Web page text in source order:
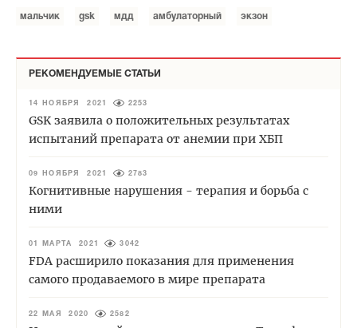
мальчик gsk мдд амбулаторный экзон
РЕКОМЕНДУЕМЫЕ СТАТЬИ
14 НОЯБРЯ 2021 2253
GSK заявила о положительных результатах
испытаний препарата от анемии при ХБП
09 НОЯБРЯ 2021 2783
Когнитивные нарушения - терапия и борьба с
ними
01 МАРТА 2021 3042
FDA расширило показания для применения
самого продаваемого в мире препарата
22 МАЯ 2020 2582